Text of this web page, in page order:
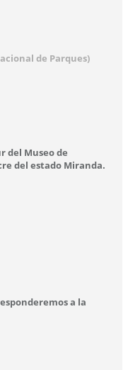
de Parques)
del Museo de
del estado Miranda.
a la